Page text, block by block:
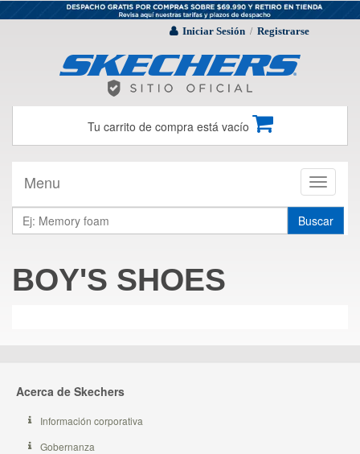
Iniciar Sesión / Registrarse
Tu carrito de compra está vacío
Toggle
Menu
Buscar
BOY'S SHOES
Acerca de Skechers
Información corporativa
Gobernanza